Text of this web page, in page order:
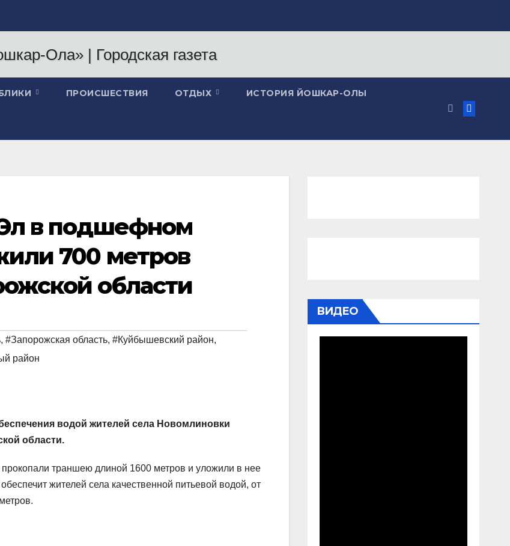
ПРОИСШЕСТВИЯ ОТДЫХ ИСТОРИЯ ЙОШКАР-ОЛЫ
в подшефном
700 метров
области
, #Запорожская область, #Куйбышевский район,
район
водой жителей села Новомлиновки
области.
траншею длиной 1600 метров и уложили в нее
жителей села качественной питьевой водой, от
ВИДЕО